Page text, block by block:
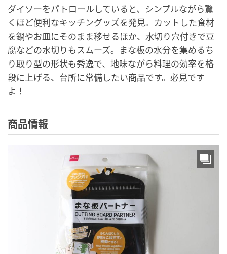
ダイソーをパトロールしていると、シンプルながら驚
くほど便利なキッチングッズを発見。カットした食材
を鍋やお皿にそのまま移せるほか、水切り穴付きで豆
腐などの水切りもスムーズ。まな板の水分を集めるち
り取り型の形状も秀逸で、地味ながら料理の効率を格
段に上げる、台所に常備したい商品です。必見です
よ！
商品情報